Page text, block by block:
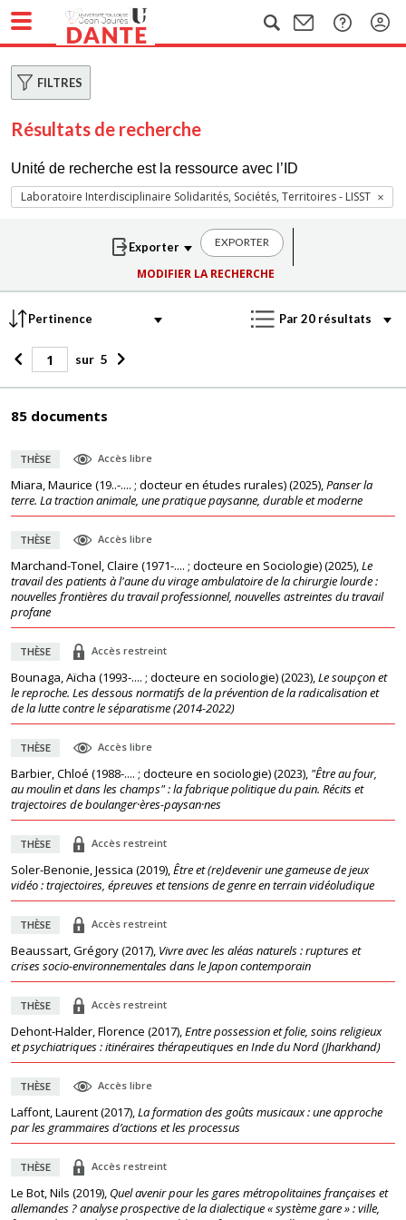
FILTRES
Résultats de recherche
Unité de recherche est la ressource avec l’ID
Laboratoire Interdisciplinaire Solidarités, Sociétés, Territoires - LISST
EXPORTER
MODIFIER LA RECHERCHE
sur 5
85 documents
THÈSE Accès libre
Miara, Maurice (19..-.... ; docteur en études rurales)(2025),Panser la
terre. La traction animale, une pratique paysanne, durable et moderne
THÈSE Accès libre
Marchand-Tonel, Claire (1971-.... ; docteure en Sociologie)(2025),Le
travail des patients à l'aune du virage ambulatoire de la chirurgie lourde :
nouvelles frontières du travail professionnel, nouvelles astreintes du travail
profane
THÈSE Accès restreint
Bounaga, Aïcha (1993-.... ; docteure en sociologie)(2023),Le soupçon et
le reproche. Les dessous normatifs de la prévention de la radicalisation et
de la lutte contre le séparatisme (2014-2022)
THÈSE Accès libre
Barbier, Chloé (1988-.... ; docteure en sociologie)(2023), "Être au four,
au moulin et dans les champs" : la fabrique politique du pain. Récits et
trajectoires de boulanger·ères-paysan·nes
THÈSE Accès restreint
Soler-Benonie, Jessica (2019),Être et (re)devenir une gameuse de jeux
vidéo : trajectoires, épreuves et tensions de genre en terrain vidéoludique
THÈSE Accès restreint
Beaussart, Grégory(2017), Vivre avec les aléas naturels : ruptures et
crises socio-environnementales dans le Japon contemporain
THÈSE Accès restreint
Dehont-Halder, Florence (2017),Entre possession et folie, soins religieux
et psychiatriques : itinéraires thérapeutiques en Inde du Nord (Jharkhand)
THÈSE Accès libre
Laffont, Laurent(2017),La formation des goûts musicaux : une approche
par les grammaires d’actions et les processus
THÈSE Accès restreint
Le Bot, Nils (2019), Quel avenir pour les gares métropolitaines françaises et
allemandes ? analyse prospective de la dialectique « système gare » : ville,